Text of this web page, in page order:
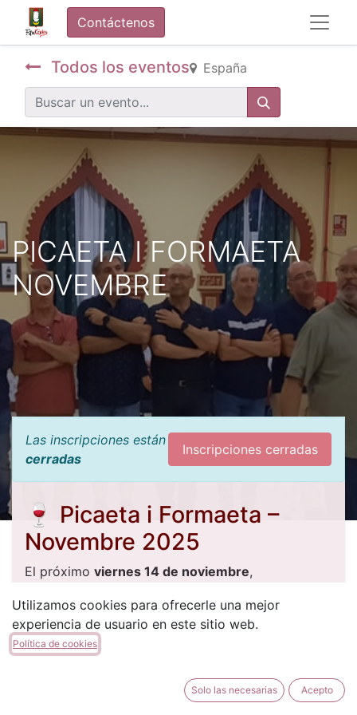
Contáctenos
Todos los eventos España
PICAETA I FORMAETA
NOVEMBRE
Las inscripciones están
cerradas
Inscripciones cerradas
🍷 Picaeta i Formaeta –
Novembre 2025
El próximo viernes 14 de noviembre,
tradicionalPicaeta i Formaeta, una velada
pensada para disfrutar de la Festay seguir
mejorando nuestros ensayos.
🎶 Una oportunidad perfecta para convivir,
practicar y compartir el espíritu cordonero.
Utilizamos cookies para ofrecerle una mejor
experiencia de usuario en este sitio web.
Política de cookies
Solo las necesarias Acepto